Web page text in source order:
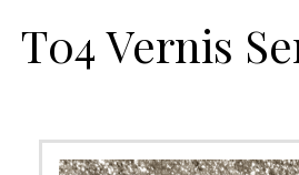
T04 Vernis